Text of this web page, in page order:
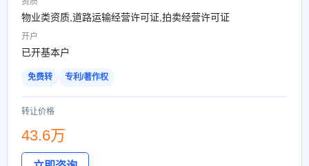
物业类资质,道路运输经营许可证,拍卖经营许可证
开户
已开基本户
免费转 专利/著作权
转让价格
43.6万